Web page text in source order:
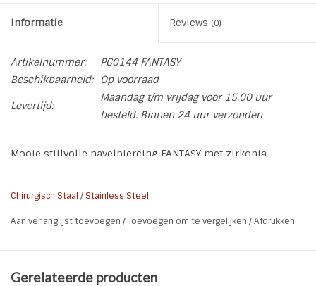
Informatie Reviews (0)
Artikelnummer:
PC0144 FANTASY
Beschikbaarheid:
Op voorraad
Levertijd:
Maandag t/m vrijdag voor 15.00 uur
besteld. Binnen 24 uur verzonden
Mooie stijlvolle navelpiercing FANTASY met zirkonia
Lengte:
4 cm
Chirurgisch Staal / Stainless Steel
Aan verlanglijst toevoegen /Toevoegen om te vergelijken /Afdrukken
Gerelateerde producten